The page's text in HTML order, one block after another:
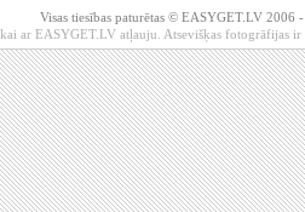
Visas tiesības paturētas © EASYGET.LV 2006
ar EASYGET.LV atļauju. Atsevišķas fotogrāfijas